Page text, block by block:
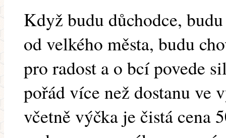
Když budu důchodce,
od velkého města, budu
pro radost a o bcí povede
pořád více než dostanu
včetně výčka je čistá cena